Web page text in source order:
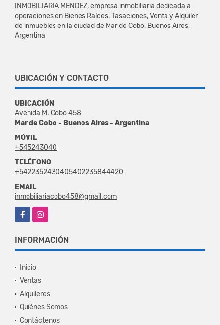
INMOBILIARIA MENDEZ, empresa inmobiliaria dedicada a
operaciones en Bienes Raíces. Tasaciones, Venta y Alquiler
de inmuebles en la ciudad de Mar de Cobo, Buenos Aires,
Argentina
UBICACIÓN Y CONTACTO
UBICACIÓN
Avenida M. Cobo 458
Mar de Cobo - Buenos Aires - Argentina
MÓVIL
+545243040
TELÉFONO
+5422352430405402235844420
EMAIL
inmobiliariacobo458@gmail.com
FacebookInstagram
INFORMACIÓN
Inicio
Ventas
Alquileres
Quiénes Somos
Contáctenos